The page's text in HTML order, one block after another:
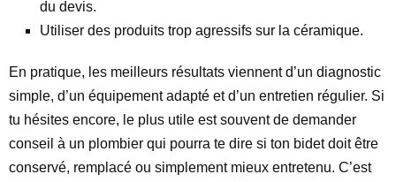
du devis.
Utiliser des produits trop agressifs sur la céramique.
En pratique, les meilleurs résultats viennent d’un diagnostic
simple, d’un équipement adapté et d’un entretien régulier. Si
tu hésites encore, le plus utile est souvent de demander
conseil à un plombier qui pourra te dire si ton bidet doit être
conservé, remplacé ou simplement mieux entretenu. C’est